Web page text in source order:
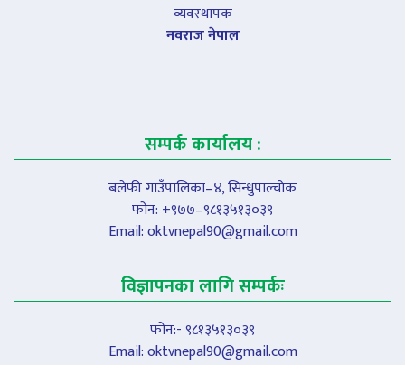
व्यवस्थापक
नवराज नेपाल
सम्पर्क कार्यालय :
बलेफी गाउँपालिका–४, सिन्धुपाल्चोक
फोन: +९७७–९८१३५१३०३९
Email:oktvnepal90@gmail.com
विज्ञापनका लागि सम्पर्कः
फोन:- ९८१३५१३०३९
Email:oktvnepal90@gmail.com